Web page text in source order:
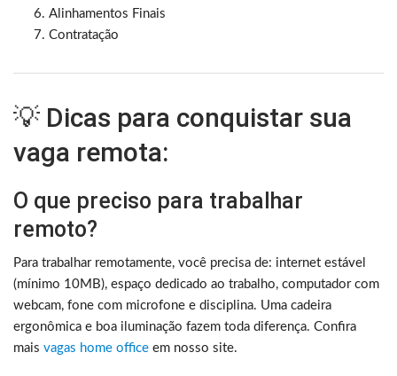
Alinhamentos Finais
Contratação
💡 Dicas para conquistar sua
vaga remota:
O que preciso para trabalhar
remoto?
Para trabalhar remotamente, você precisa de: internet estável
(mínimo 10MB), espaço dedicado ao trabalho, computador com
webcam, fone com microfone e disciplina. Uma cadeira
ergonômica e boa iluminação fazem toda diferença. Confira
mais vagas home office em nosso site.